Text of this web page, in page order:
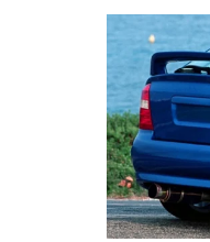
Tuning iluminari
Iluminari autoutilitare
Kituri xenon
Lumini la numar